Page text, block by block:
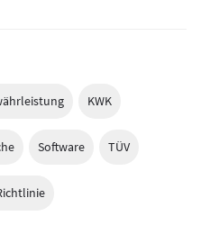
KWK
Software TÜV